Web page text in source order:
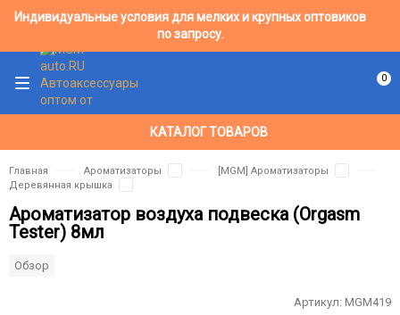
Индивидуальные условия для мелких и крупных оптовиков
по запросу.
КАТАЛОГ ТОВАРОВ
0
Главная Ароматизаторы
[MGM] Ароматизаторы
Деревянная крышка
Ароматизатор воздуха подвеска (Orgasm
Tester) 8мл
Обзор
Артикул: MGM419